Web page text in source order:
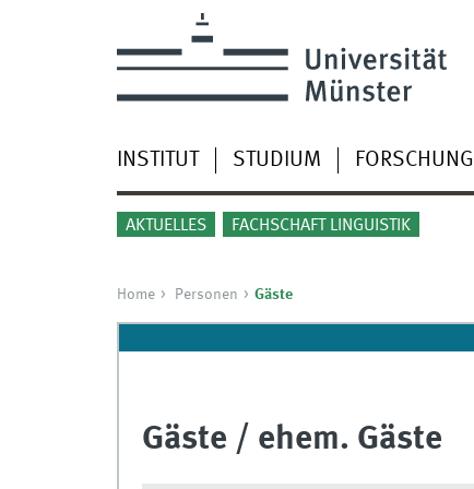
INSTITUT STUDIUM FORSCHUNG
AKTUELLES FACHSCHAFT LINGUISTIK
Home Personen Gäste
Gäste / ehem. Gäste